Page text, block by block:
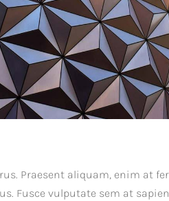
Praesent aliquam, enim at
Fusce vulputate sem at